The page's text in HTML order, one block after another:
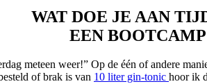
WAT DOE JE AAN
EEN BOOTCAMP
meteen weer!” Op de één of andere
of brak is van 10 liter gin-tonic hoor ik